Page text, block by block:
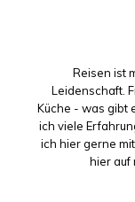
Reisen ist
Leidenschaft.
Küche - was gibt
ich viele
ich hier gerne
hier auf